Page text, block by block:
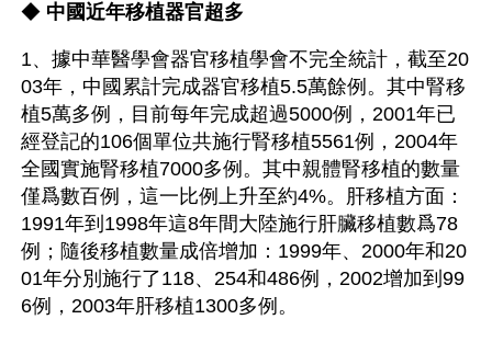
◆ 中國近年移植器官超多
1、據中華醫學會器官移植學會不完全統計，截至20
03年，中國累計完成器官移植5.5萬餘例。其中腎移
植5萬多例，目前每年完成超過5000例，2001年已
經登記的106個單位共施行腎移植5561例，2004年
全國實施腎移植7000多例。其中親體腎移植的數量
僅爲數百例，這一比例上升至約4%。肝移植方面：
1991年到1998年這8年間大陸施行肝臟移植數爲78
例；隨後移植數量成倍增加：1999年、2000年和20
01年分別施行了118、254和486例，2002增加到99
6例，2003年肝移植1300多例。